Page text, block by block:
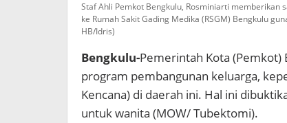
Staf Ahli Pemkot Bengkulu, Rosminiarti
ke Rumah Sakit Gading Medika (RSGM) Bengkulu
HB/Idris)
Bengkulu-Pemerintah Kota
program pembangunan keluarga,
Kencana) di daerah ini. Hal ini
untuk wanita (MOW/ Tubektomi).